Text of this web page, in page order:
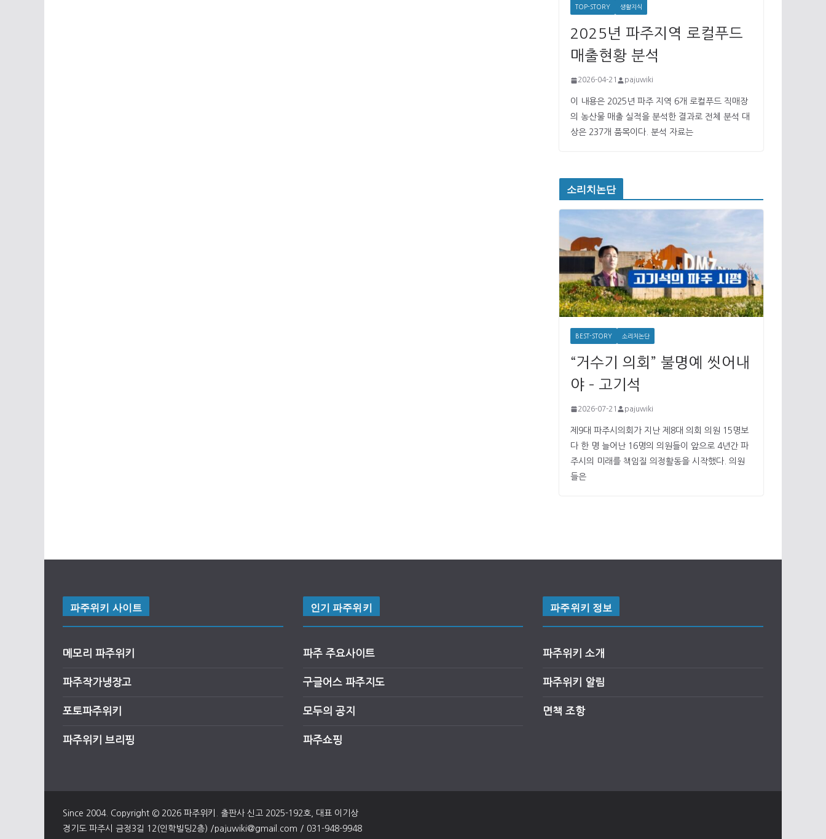
TOP-STORY 생활지식
2025년 파주지역 로컬푸드
매출현황 분석
2026-04-21 pajuwiki
이 내용은 2025년 파주 지역 6개 로컬푸드 직매장
의 농산물 매출 실적을 분석한 결과로 전체 분석 대
상은 237개 품목이다. 분석 자료는
소리치논단
BEST-STORY 소리치논단
“거수기 의회” 불명예 씻어내
야 – 고기석
2026-07-21 pajuwiki
제9대 파주시의회가 지난 제8대 의회 의원 15명보
다 한 명 늘어난 16명의 의원들이 앞으로 4년간 파
주시의 미래를 책임질 의정활동을 시작했다. 의원
들은
파주위키 사이트
메모리 파주위키
파주작가냉장고
포토파주위키
파주위키 브리핑
인기 파주위키
파주 주요사이트
구글어스 파주지도
모두의 공지
파주쇼핑
파주위키 정보
파주위키 소개
파주위키 알림
면책 조항
Since 2004. Copyright © 2026 파주위키
. 출판사 신고 2025-192호, 대표 이기상
경기도 파주시 금정3길 12(인학빌딩2층) /pajuwiki@gmail.com / 031-948-9948